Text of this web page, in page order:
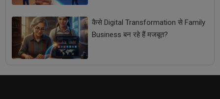
कैसे Digital Transformation से Family
Business बन रहे हैं मजबूत?